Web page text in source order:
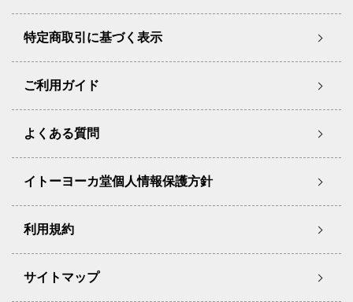
特定商取引に基づく表示
ご利用ガイド
よくある質問
イトーヨーカ堂個人情報保護方針
利用規約
サイトマップ